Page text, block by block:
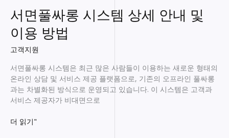
서면풀싸롱 시스템 상세 안내 및
이용 방법
고객지원
서면풀싸롱 시스템은 최근 많은 사람들이 이용하는 새로운 형태의
온라인 상담 및 서비스 제공 플랫폼으로, 기존의 오프라인 풀싸롱
과는 차별화된 방식으로 운영되고 있습니다. 이 시스템은 고객과
서비스 제공자가 비대면으로
서
더 읽기"